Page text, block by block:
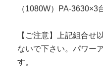
（1080W）PA-3630×3
【ご注意】上記組合せ
ないで下さい。パワー
す。